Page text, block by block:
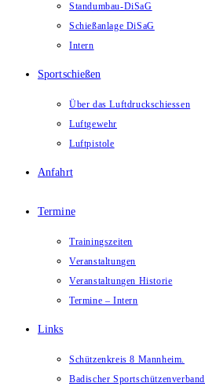
Standumbau-DiSaG
Schießanlage DiSaG
Intern
Sportschießen
Über das Luftdruckschiessen
Luftgewehr
Luftpistole
Anfahrt
Termine
Trainingszeiten
Veranstaltungen
Veranstaltungen Historie
Termine – Intern
Links
Schützenkreis 8 Mannheim.
Badischer Sportschützenverband